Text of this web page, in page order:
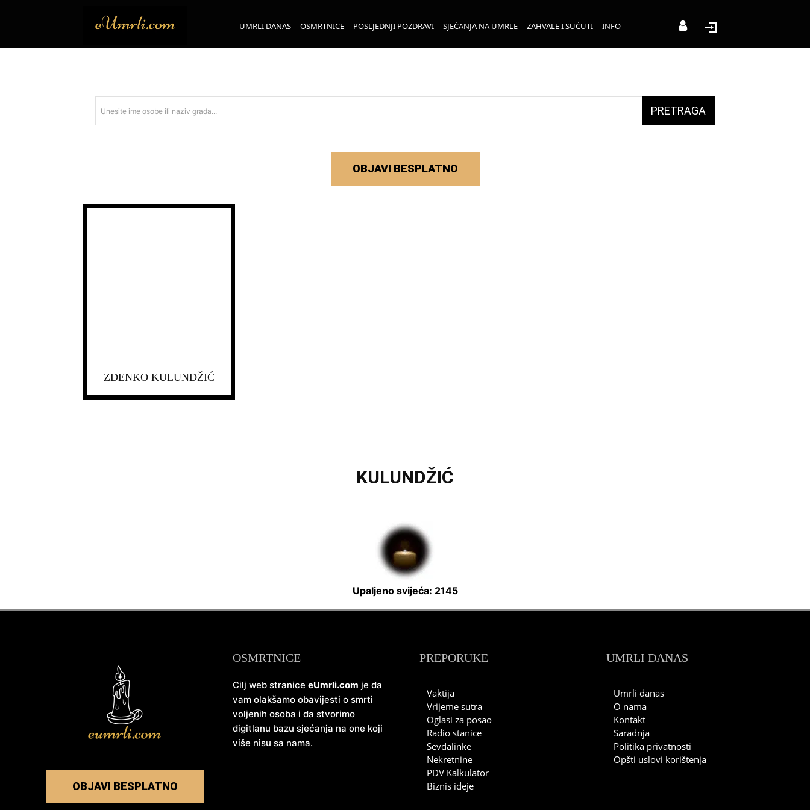
UMRLI DANAS OSMRTNICE POSLJEDNJI POZDRAVI SJEĆANJA NA UMRLE ZAHVALE I SUĆUTI INFO
Unesite ime osobe ili naziv grada... PRETRAGA
OBJAVI BESPLATNO
ZDENKO KULUNDŽIĆ
KULUNDŽIĆ
Upaljeno svijeća: 2145
OBJAVI BESPLATNO
OSMRTNICE
Cilj web stranice eUmrli.com je da
vam olakšamo obavijesti o smrti
voljenih osoba i da stvorimo
digitlanu bazu sjećanja na one koji
više nisu sa nama.
PREPORUKE
Vaktija
Vrijeme sutra
Oglasi za posao
Radio stanice
Sevdalinke
Nekretnine
PDV Kalkulator
Biznis ideje
UMRLI DANAS
Umrli danas
O nama
Kontakt
Saradnja
Politika privatnosti
Opšti uslovi korištenja